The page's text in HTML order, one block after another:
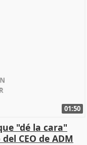
01:50
"dé la cara"
CEO de ADM